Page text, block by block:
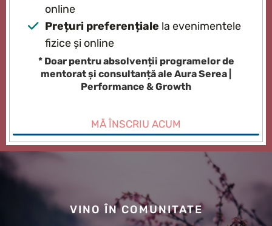
online
Prețuri preferențiale la evenimentele
fizice și online
* Doar pentru absolvenții programelor de
mentorat și consultanță ale Aura Serea |
Performance & Growth
MĂ ÎNSCRIU ACUM
VINO ÎN COMUNITATE